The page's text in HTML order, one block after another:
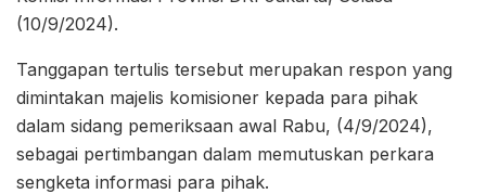
(10/9/2024).
Tanggapan tertulis tersebut merupakan respon yang
dimintakan majelis komisioner kepada para pihak
dalam sidang pemeriksaan awal Rabu, (4/9/2024),
sebagai pertimbangan dalam memutuskan perkara
sengketa informasi para pihak.